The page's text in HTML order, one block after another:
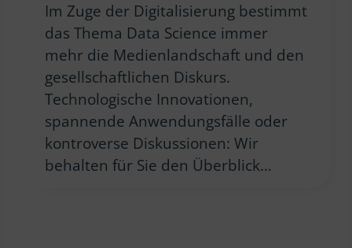
Im Zuge der Digitalisierung bestimmt
das Thema Data Science immer
mehr die Medienlandschaft und den
gesellschaftlichen Diskurs.
Technologische Innovationen,
spannende Anwendungsfälle oder
kontroverse Diskussionen: Wir
behalten für Sie den Überblick…